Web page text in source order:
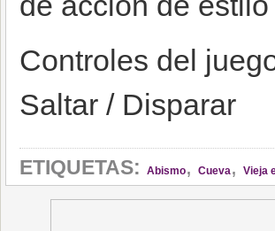
Controles del
Saltar / Disparar
ETIQUETAS: Abismo, Cueva, Vieja